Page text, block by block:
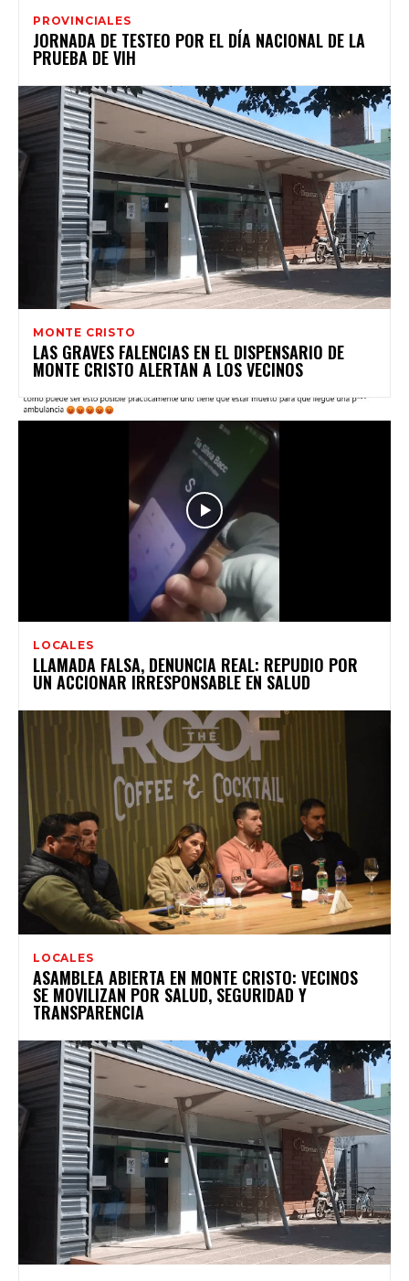
PROVINCIALES
JORNADA DE TESTEO POR EL DÍA NACIONAL DE LA
PRUEBA DE VIH
MONTE CRISTO
LAS GRAVES FALENCIAS EN EL DISPENSARIO DE
MONTE CRISTO ALERTAN A LOS VECINOS
LOCALES
LLAMADA FALSA, DENUNCIA REAL: REPUDIO POR
UN ACCIONAR IRRESPONSABLE EN SALUD
LOCALES
ASAMBLEA ABIERTA EN MONTE CRISTO: VECINOS
SE MOVILIZAN POR SALUD, SEGURIDAD Y
TRANSPARENCIA